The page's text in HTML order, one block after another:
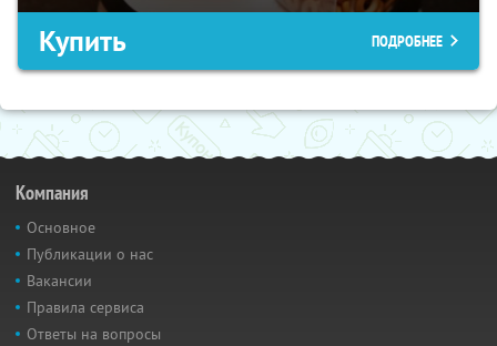
Купить ПОДРОБНЕЕ
Компания
Основное
Публикации о нас
Вакансии
Правила сервиса
Ответы на вопросы